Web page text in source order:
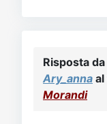
Risposta da
Ary_anna
Morandi